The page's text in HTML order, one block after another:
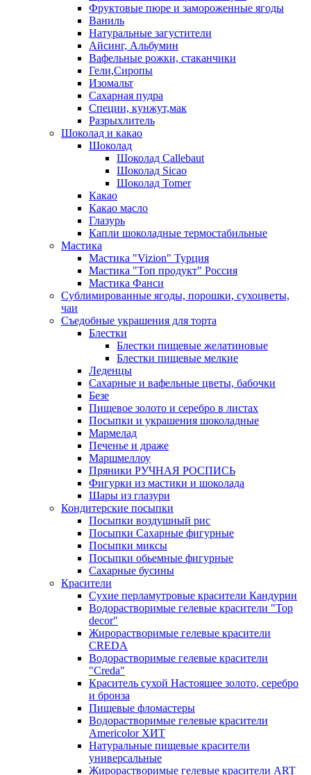
Фруктовые пюре и замороженные ягоды
Ваниль
Натуральные загустители
Айсинг, Альбумин
Вафельные рожки, стаканчики
Гели,Сиропы
Изомальт
Сахарная пудра
Специи, кунжут,мак
Разрыхлитель
Шоколад и какао
Шоколад
Шоколад Callebaut
Шоколад Sicao
Шоколад Tomer
Какао
Какао масло
Глазурь
Капли шоколадные термостабильные
Мастика
Мастика "Vizion" Турция
Мастика "Топ продукт" Россия
Мастика Фанси
Сублимированные ягоды, порошки, сухоцветы,
чаи
Съедобные украшения для торта
Блестки
Блестки пищевые желатиновые
Блестки пищевые мелкие
Леденцы
Сахарные и вафельные цветы, бабочки
Безе
Пищевое золото и серебро в листах
Посыпки и украшения шоколадные
Мармелад
Печенье и драже
Маршмеллоу
Пряники РУЧНАЯ РОСПИСЬ
Фигурки из мастики и шоколада
Шары из глазури
Кондитерские посыпки
Посыпки воздушный рис
Посыпки Сахарные фигурные
Посыпки миксы
Посыпки обьемные фигурные
Сахарные бусины
Красители
Сухие перламутровые красители Кандурин
Водорастворимые гелевые красители "Top
decor"
Жирорастворимые гелевые красители
CREDA
Водорастворимые гелевые красители
"Creda"
Краситель сухой Настоящее золото, серебро
и бронза
Пищевые фломастеры
Водорастворимые гелевые красители
Americolor ХИТ
Натуральные пищевые красители
универсальные
Жирорастворимые гелевые красители ART